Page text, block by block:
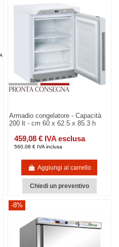
Armadio congelatore - Capacità
200 lt - cm 60 x 62.5 x 85.3 h
459,08 € IVA esclusa
560,08 € IVA inclusa
Aggiungi al carrello
Chiedi un preventivo
-8%